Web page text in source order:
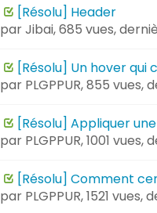
[Résolu] Header
parJibai, 685 vues,
[Résolu] Un hover qui
par PLGPPUR, 855 vues,
[Résolu] Appliquer
par PLGPPUR, 1001 vues,
[Résolu] Comment
par PLGPPUR, 1521 vues,